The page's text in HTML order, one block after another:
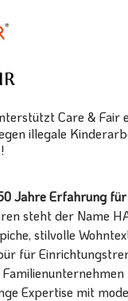
Care & Fair
illegale
Jahre Erfahrung
steht der Name
stilvolle
für
Expertise mit